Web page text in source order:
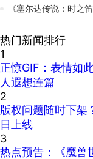
热门新闻排行
1
正惊GIF：表情如
人遐想连篇
2
版权问题随时下架
日上线
3
热点预告：《魔兽